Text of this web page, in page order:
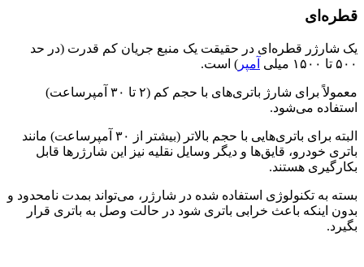
قطره‌ای
یک شارژر قطره‌ای در حقیقت یک منبع جریان کم قدرت (در حد
۵۰۰ تا ۱۵۰۰ میلی
آمپر ) است.
معمولاً برای شارژ باتری‌های با حجم کم (۲ تا ۳۰ آمپرساعت)
استفاده می‌شود.
البته برای باتری‌هایی با حجم بالاتر (بیشتر از ۳۰ آمپرساعت) مانند
باتری خودرو، قایق‌ها و دیگر وسایل نقلیه نیز این شارژرها قابل
بکار‌گیری هستند.
بسته به تکنولوژی استفاده شده در شارژر، می‌تواند بمدت نامحدود و
بدون اینکه باعث خرابی باتری شود در حالت وصل به باتری قرار
بگیرد.